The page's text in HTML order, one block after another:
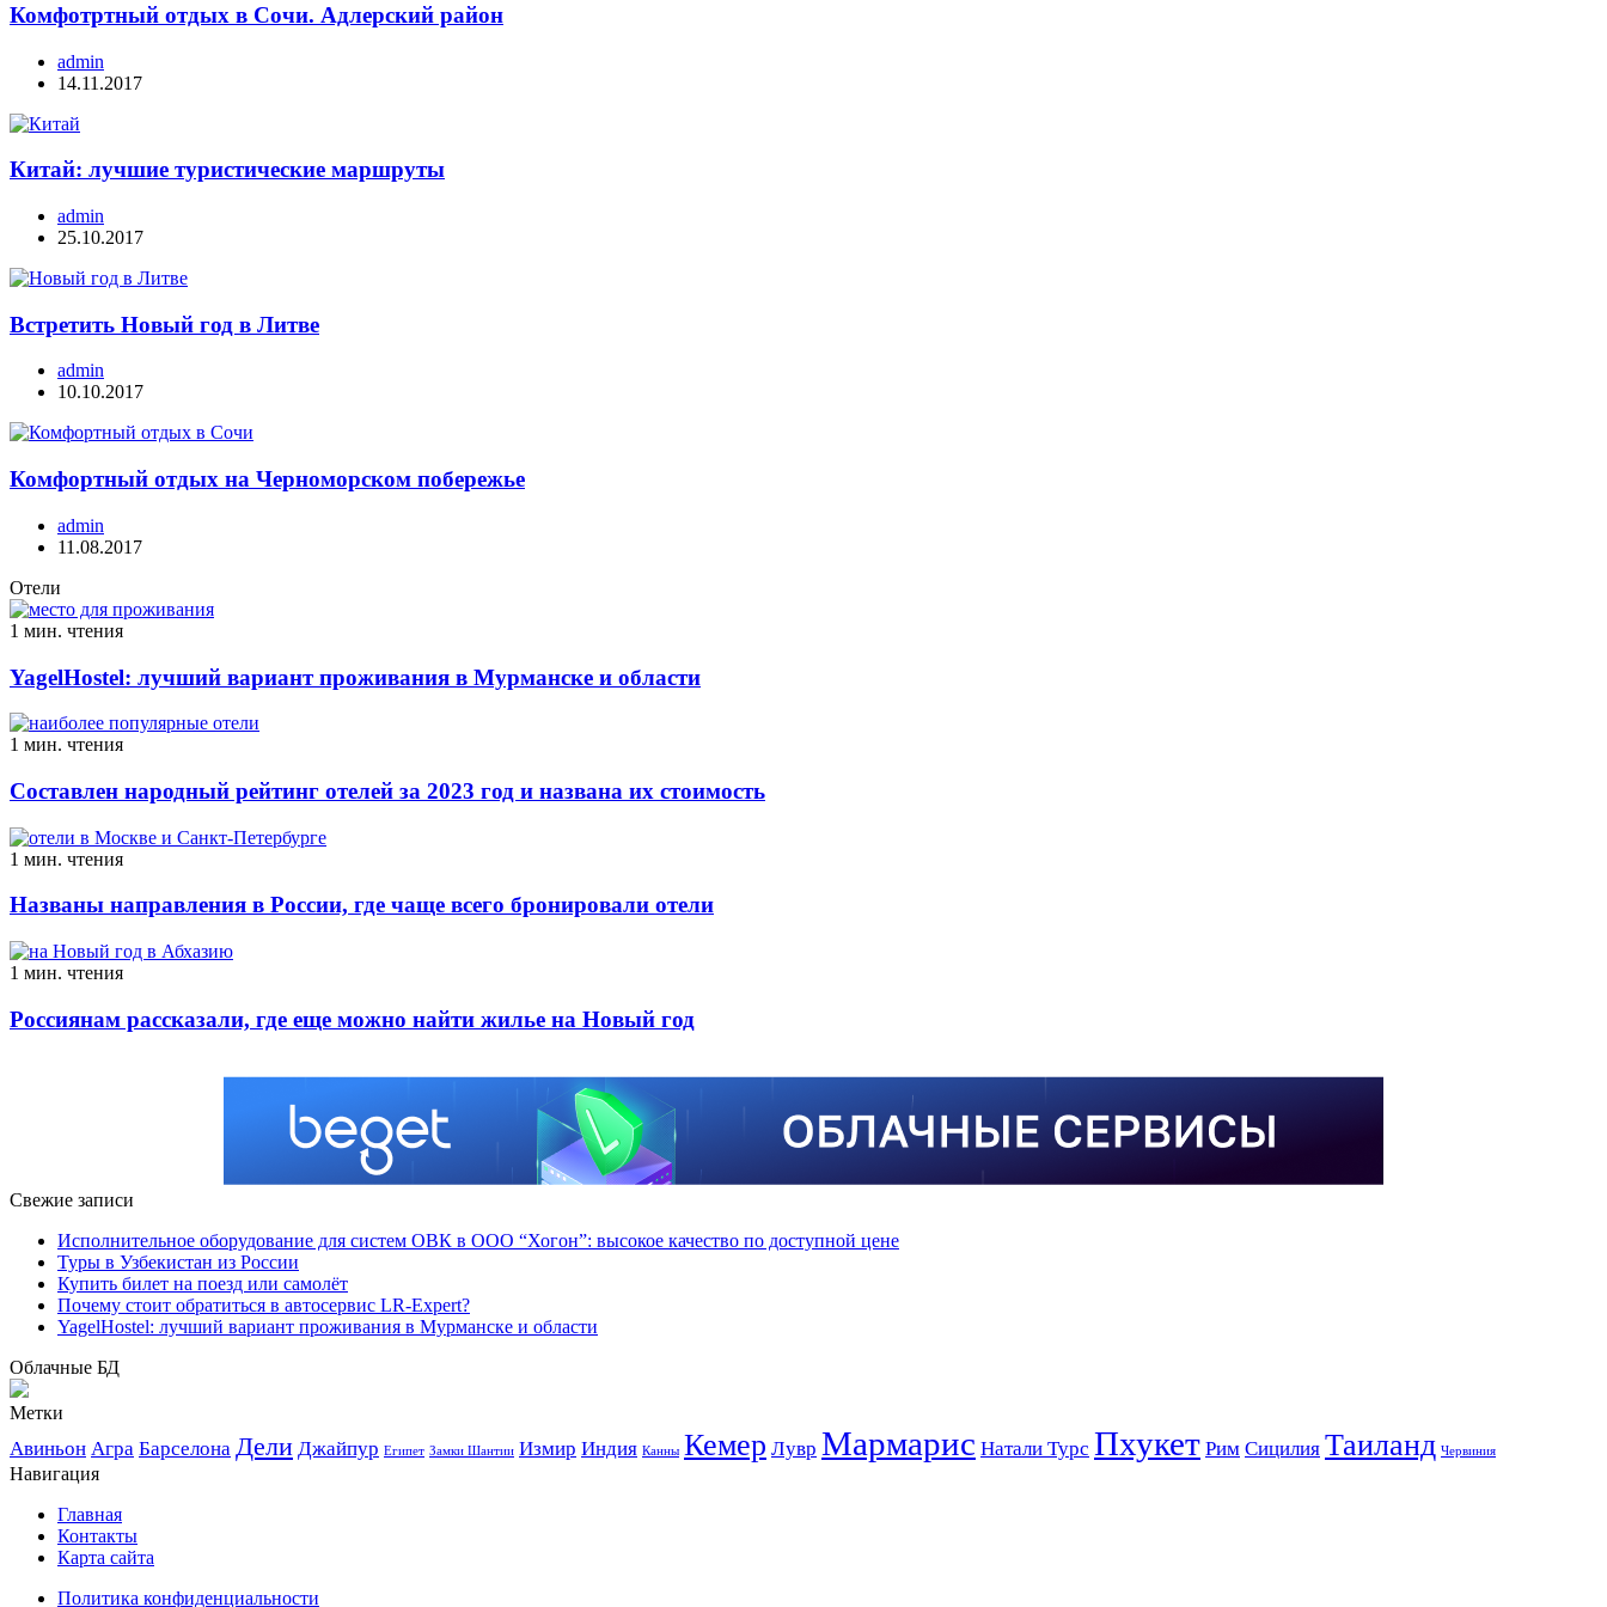
Комфотртный отдых в Сочи. Адлерский район
admin
14.11.2017
Китай: лучшие туристические маршруты
admin
25.10.2017
Встретить Новый год в Литве
admin
10.10.2017
Комфортный отдых на Черноморском побережье
admin
11.08.2017
Отели
1 мин. чтения
YagelHostel: лучший вариант проживания в Мурманске и области
1 мин. чтения
Составлен народный рейтинг отелей за 2023 год и названа их стоимость
1 мин. чтения
Названы направления в России, где чаще всего бронировали отели
1 мин. чтения
Россиянам рассказали, где еще можно найти жилье на Новый год
Свежие записи
Исполнительное оборудование для систем ОВК в ООО “Хогон”: высокое качество по доступной цене
Туры в Узбекистан из России
Купить билет на поезд или самолёт
Почему стоит обратиться в автосервис LR-Expert?
YagelHostel: лучший вариант проживания в Мурманске и области
Облачные БД
Метки
Авиньон Агра Барселона Дели Джайпур Египет Замки Шантии Измир Индия Канны Кемер Лувр Мармарис Натали Турс Пхукет Рим Сицилия Таиланд Червиния
Навигация
Главная
Контакты
Карта сайта
Политика конфиденциальности